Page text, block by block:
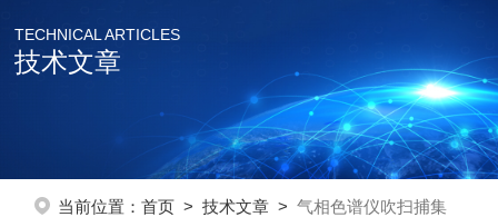
TECHNICAL ARTICLES
技术文章
当前位置： 首页> 技术文章> 气相色谱仪吹扫捕集